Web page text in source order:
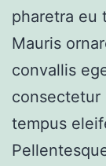
pharetra eu
Mauris
convallis
consectetur
tempus